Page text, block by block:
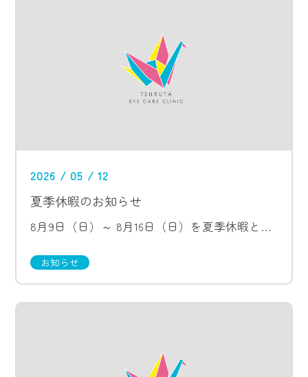
2026 / 05 / 12
夏季休暇のお知らせ
8月9日（日）～ 8月16日（日）を夏季休暇とさせていただきます。 何卒ご了承の程お願い申し上げます。
お知らせ